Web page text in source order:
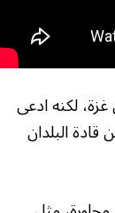
لكنه ادعى
البلدان